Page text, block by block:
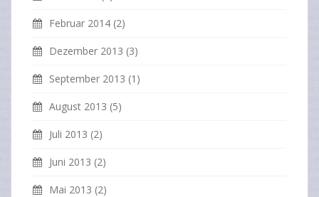
Februar 2014 (2)
Dezember 2013 (3)
September 2013 (1)
August 2013 (5)
Juli 2013 (2)
Juni 2013 (2)
Mai 2013 (2)